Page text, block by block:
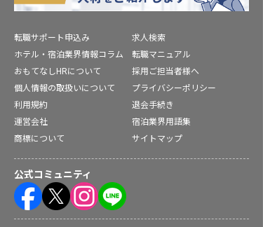
転職サポート申込み
求人検索
ホテル・宿泊業界情報コラム
転職マニュアル
おもてなしHRについて
採用ご担当者様へ
個人情報の取扱いについて
プライバシーポリシー
利用規約
退会手続き
運営会社
宿泊業界用語集
商標について
サイトマップ
公式コミュニティ